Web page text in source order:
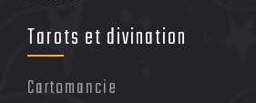
Tarots et divination
Cartomancie